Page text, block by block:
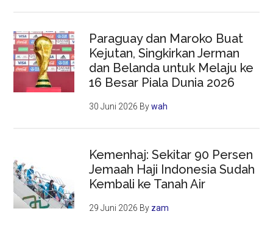
Paraguay dan Maroko Buat
Kejutan, Singkirkan Jerman
dan Belanda untuk Melaju ke
16 Besar Piala Dunia 2026
30 Juni 2026 Bywah
Kemenhaj: Sekitar 90 Persen
Jemaah Haji Indonesia Sudah
Kembali ke Tanah Air
29 Juni 2026 By zam